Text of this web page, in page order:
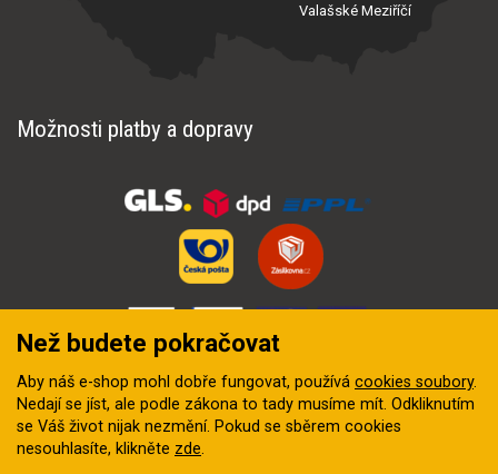
Valašské Meziříčí
Možnosti platby a dopravy
Než budete pokračovat
Aby náš e-shop mohl dobře fungovat, používá cookies soubory.
Nedají se jíst, ale podle zákona to tady musíme mít. Odkliknutím
se Váš život nijak nezmění. Pokud se sběrem cookies
nesouhlasíte, klikněte zde.